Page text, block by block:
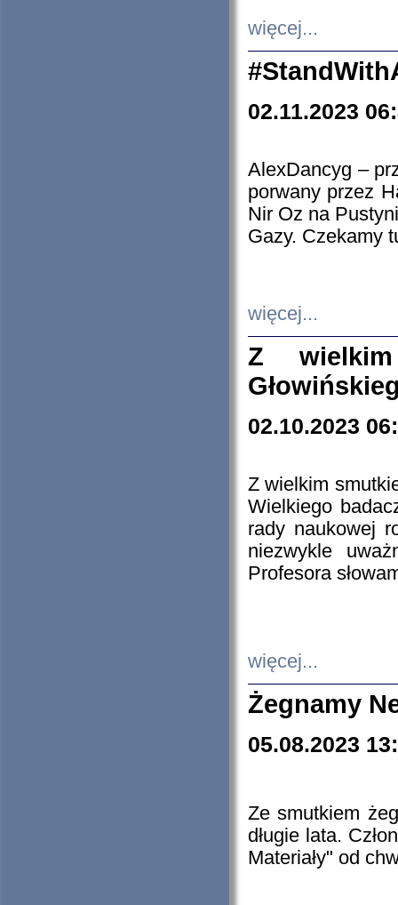
więcej...
02.11.2023
AlexDancyg –
porwany przez
Nir Oz na
Gazy. Czekamy
więcej...
Z
02.10.2023
Z wielkim
Wielkiego
rady naukowej
niezwykle
Profesora
więcej...
Żegnamy
05.08.2023
Ze smutkiem
długie lata.
Materiały" od